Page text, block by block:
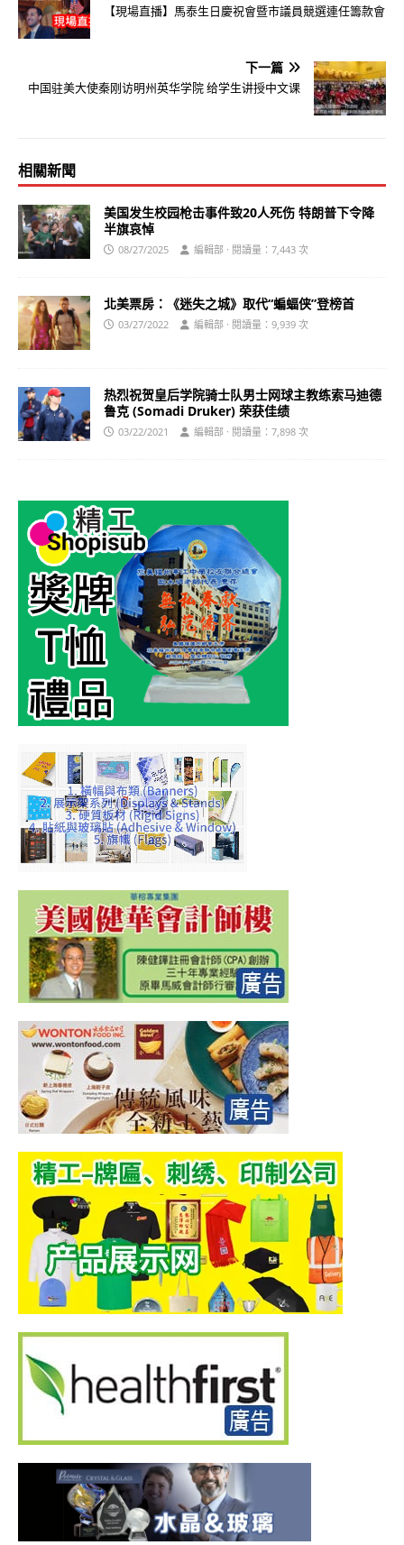
【現場直播】馬泰生日慶祝會暨市議員競選連任籌款會
下一篇
中国驻美大使秦刚访明州英华学院 给学生讲授中文课
相關新聞
美国发生校园枪击事件致20人死伤 特朗普下令降
半旗哀悼
08/27/2025 編輯部 · 閱讀量：7,443 次
北美票房：《迷失之城》取代“蝙蝠侠”登榜首
03/27/2022 編輯部 · 閱讀量：9,939 次
热烈祝贺皇后学院骑士队男士网球主教练索马迪德
鲁克 (Somadi Druker) 荣获佳绩
03/22/2021 編輯部 · 閱讀量：7,898 次